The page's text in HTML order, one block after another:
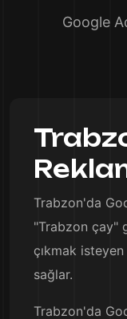
Google
Trabzon'da
"Trabzon çay"
çıkmak
sağlar.
Trabzon'da